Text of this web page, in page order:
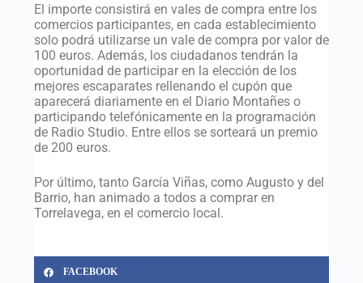
El importe consistirá en vales de compra entre los
comercios participantes, en cada establecimiento
solo podrá utilizarse un vale de compra por valor de
100 euros. Además, los ciudadanos tendrán la
oportunidad de participar en la elección de los
mejores escaparates rellenando el cupón que
aparecerá diariamente en el Diario Montañes o
participando telefónicamente en la programación
de Radio Studio. Entre ellos se sorteará un premio
de 200 euros.
Por último, tanto García Viñas, como Augusto y del
Barrio, han animado a todos a comprar en
Torrelavega, en el comercio local.
FACEBOOK